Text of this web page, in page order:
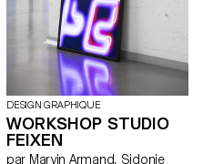
DESIGN GRAPHIQUE
WORKSHOP STUDIO
FEIXEN
par Marvin Armand, Sidonie